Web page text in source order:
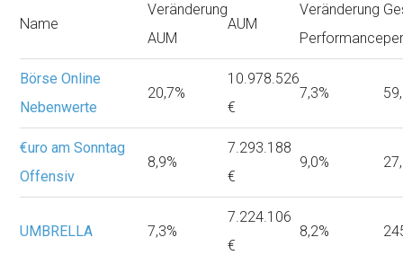
Name
Veränderung
AUM
AUM
Veränderung
Performance
Börse Online
Nebenwerte
20,7%
10.978.526
€
7,3%
€uro am Sonntag
Offensiv
8,9%
7.293.188
€
9,0%
UMBRELLA 7,3%
7.224.106
€
8,2%